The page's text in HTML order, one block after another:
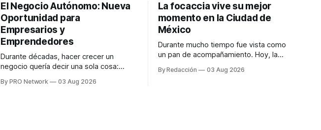
El Negocio Autónomo: Nueva
Oportunidad para
Empresarios y
Emprendedores
Durante décadas, hacer crecer un
negocio quería decir una sola cosa:
anuncios, un especialista en marketing
By PRO Network 03 Aug 2026
La focaccia vive su mejor
momento en la Ciudad de
México
Durante mucho tiempo fue vista como
un pan de acompañamiento. Hoy, la
platillos favoritos de quienes buscan
By Redacción 03 Aug 2026